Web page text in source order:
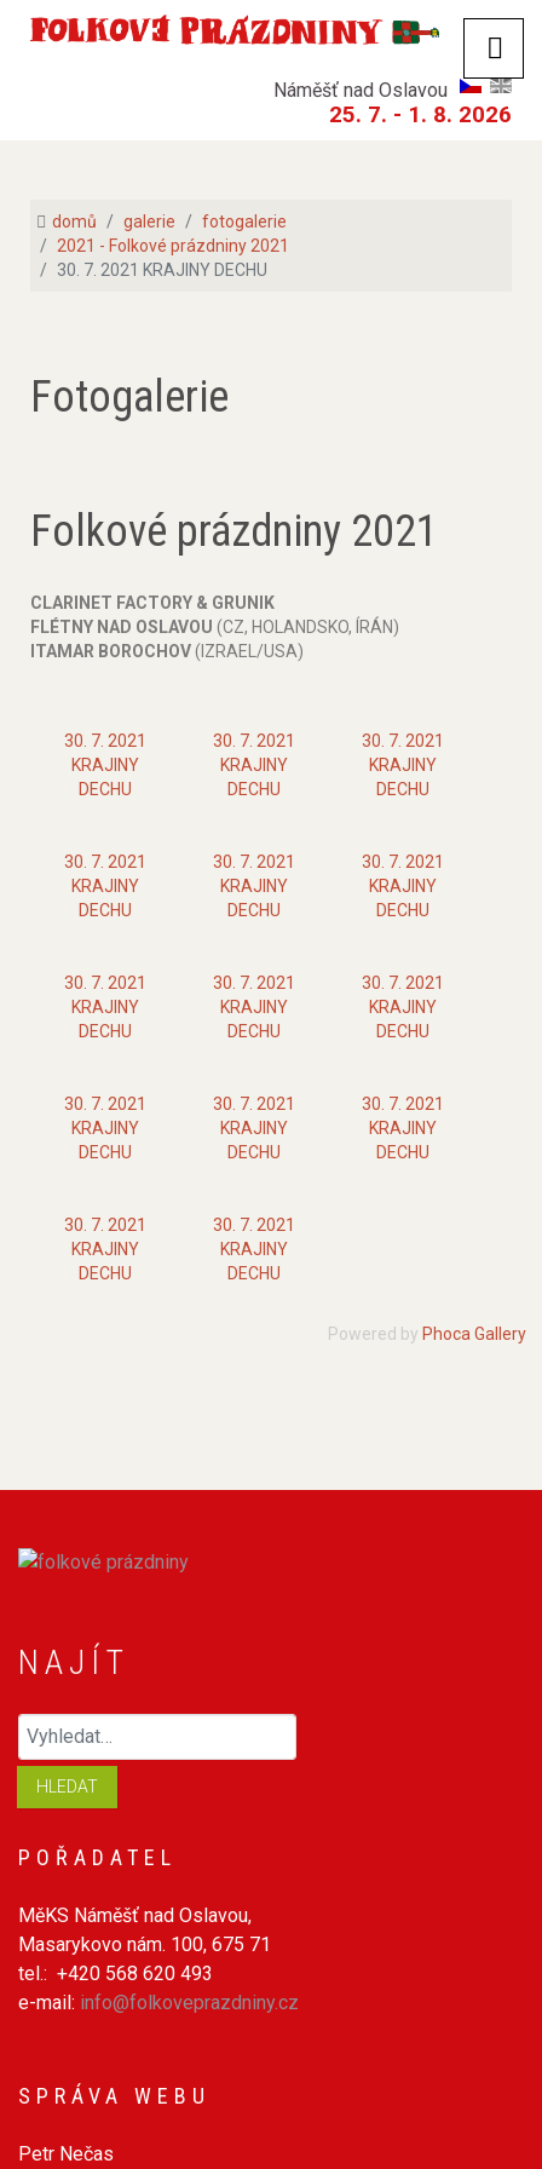
Náměšť nad Oslavou
25. 7. - 1. 8. 2026
domů galerie
fotogalerie
2021 - Folkové prázdniny 2021
30. 7. 2021 KRAJINY DECHU
Fotogalerie
Folkové prázdniny 2021
CLARINET FACTORY & GRUNIK
FLÉTNY NAD OSLAVOU (CZ, HOLANDSKO, ÍRÁN)
ITAMAR BOROCHOV(IZRAEL/USA)
30. 7. 2021
KRAJINY
DECHU
30. 7. 2021
KRAJINY
DECHU
30. 7. 2021
KRAJINY
DECHU
30. 7. 2021
KRAJINY
DECHU
30. 7. 2021
KRAJINY
DECHU
30. 7. 2021
KRAJINY
DECHU
30. 7. 2021
KRAJINY
DECHU
30. 7. 2021
KRAJINY
DECHU
30. 7. 2021
KRAJINY
DECHU
30. 7. 2021
KRAJINY
DECHU
30. 7. 2021
KRAJINY
DECHU
30. 7. 2021
KRAJINY
DECHU
30. 7. 2021
KRAJINY
DECHU
30. 7. 2021
KRAJINY
DECHU
Powered by Phoca Gallery
NAJÍT
HLEDAT
POŘADATEL
MěKS Náměšť nad Oslavou,
Masarykovo nám. 100, 675 71
tel.: +420 568 620 493
e-mail: info@folkoveprazdniny.cz
SPRÁVA WEBU
Petr Nečas